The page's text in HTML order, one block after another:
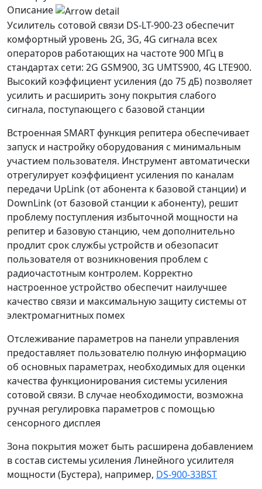
Описание
Усилитель сотовой связи DS-LT-900-23 обеспечит
комфортный уровень 2G, 3G, 4G сигнала всех
операторов работающих на частоте 900 МГц в
стандартах сети: 2G GSM900, 3G UMTS900, 4G LTE900.
Высокий коэффициент усиления (до 75 дБ) позволяет
усилить и расширить зону покрытия слабого
сигнала, поступающего с базовой станции
Встроенная SMART функция репитера обеспечивает
запуск и настройку оборудования с минимальным
участием пользователя. Инструмент автоматически
отрегулирует коэффициент усиления по каналам
передачи UpLink (от абонента к базовой станции) и
DownLink (от базовой станции к абоненту), решит
проблему поступления избыточной мощности на
репитер и базовую станцию, чем дополнительно
продлит срок службы устройств и обезопасит
пользователя от возникновения проблем с
радиочастотным контролем. Корректно
настроенное устройство обеспечит наилучшее
качество связи и максимальную защиту системы от
электромагнитных помех
Отслеживание параметров на панели управления
предоставляет пользователю полную информацию
об основных параметрах, необходимых для оценки
качества функционирования системы усиления
сотовой связи. В случае необходимости, возможна
ручная регулировка параметров с помощью
сенсорного дисплея
Зона покрытия может быть расширена добавлением
в состав системы усиления Линейного усилителя
мощности (Бустера), например, DS-900-33BST